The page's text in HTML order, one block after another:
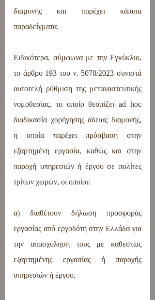
διαμονής και παρέχει κάποια
παραδείγματα.
Ειδικότερα, σύμφωνα με την Εγκύκλιο,
το άρθρο 193 του ν. 5078/2023 συνιστά
αυτοτελή ρύθμιση της μεταναστευτικής
νομοθεσίας, το οποίο θεσπίζει ad hoc
διαδικασία χορήγησης άδειας διαμονής,
η οποία παρέχει πρόσβαση στην
εξαρτημένη εργασία, καθώς και στην
παροχή υπηρεσιών ή έργου σε πολίτες
τρίτων χωρών, οι οποίοι:
α) διαθέτουν δήλωση προσφοράς
εργασίας από εργοδότη στην Ελλάδα για
την απασχόλησή τους με καθεστώς
εξαρτημένης εργασίας ή παροχής
υπηρεσιών ή έργου,